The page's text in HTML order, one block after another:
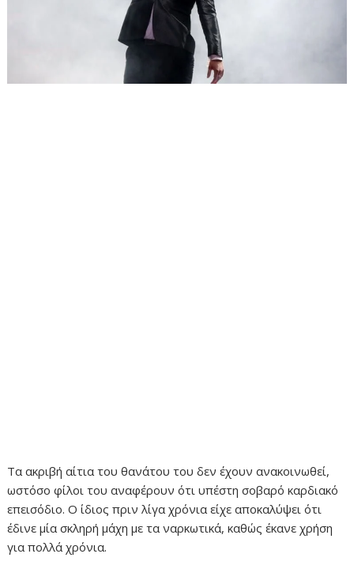
Τα ακριβή αίτια του θανάτου του δεν έχουν ανακοινωθεί,
ωστόσο φίλοι του αναφέρουν ότι υπέστη σοβαρό καρδιακό
επεισόδιο. Ο ίδιος πριν λίγα χρόνια είχε αποκαλύψει ότι
έδινε μία σκληρή μάχη με τα ναρκωτικά, καθώς έκανε χρήση
για πολλά χρόνια.